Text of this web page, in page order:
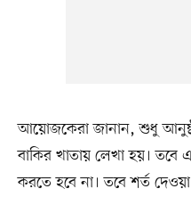
আয়োজকেরা জানান, শুধু
বাকির খাতায় লেখা হয়।
করতে হবে না। তবে শর্ত